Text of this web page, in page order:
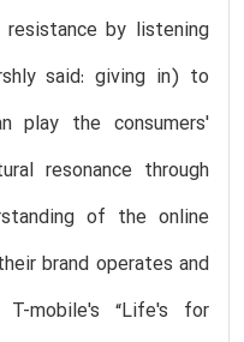
by listening
said: giving in) to
play the consumers'
resonance through
of the online
brand operates and
mobile's “Life's for